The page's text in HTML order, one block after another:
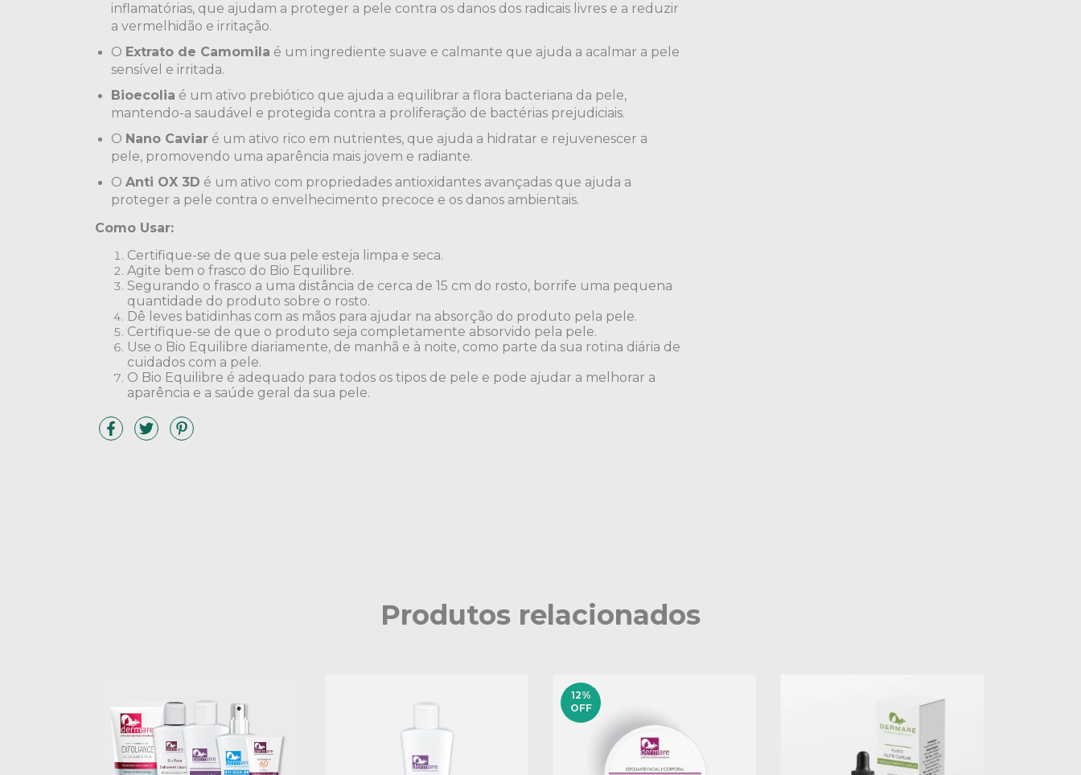
inflamatórias, que ajudam a proteger a pele contra os danos dos radicais livres e a reduzir
a vermelhidão e irritação.
O Extrato de Camomila é um ingrediente suave e calmante que ajuda a acalmar a pele
sensível e irritada.
Bioecolia é um ativo prebiótico que ajuda a equilibrar a flora bacteriana da pele,
mantendo-a saudável e protegida contra a proliferação de bactérias prejudiciais.
O Nano Caviar é um ativo rico em nutrientes, que ajuda a hidratar e rejuvenescer a
pele, promovendo uma aparência mais jovem e radiante.
O Anti OX 3D é um ativo com propriedades antioxidantes avançadas que ajuda a
proteger a pele contra o envelhecimento precoce e os danos ambientais.
Como Usar:
Certifique-se de que sua pele esteja limpa e seca.
Agite bem o frasco do Bio Equilibre.
Segurando o frasco a uma distância de cerca de 15 cm do rosto, borrife uma pequena
quantidade do produto sobre o rosto.
Dê leves batidinhas com as mãos para ajudar na absorção do produto pela pele.
Certifique-se de que o produto seja completamente absorvido pela pele.
Use o Bio Equilibre diariamente, de manhã e à noite, como parte da sua rotina diária de
cuidados com a pele.
O Bio Equilibre é adequado para todos os tipos de pele e pode ajudar a melhorar a
aparência e a saúde geral da sua pele.
Produtos relacionados
12%
OFF